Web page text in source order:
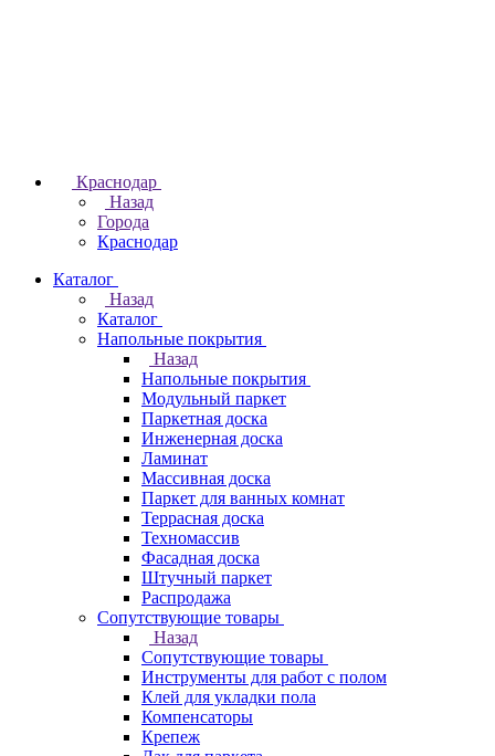
Краснодар
Назад
Города
Краснодар
Каталог
Назад
Каталог
Напольные покрытия
Назад
Напольные покрытия
Модульный паркет
Паркетная доска
Инженерная доска
Ламинат
Массивная доска
Паркет для ванных комнат
Террасная доска
Техномассив
Фасадная доска
Штучный паркет
Распродажа
Сопутствующие товары
Назад
Сопутствующие товары
Инструменты для работ с полом
Клей для укладки пола
Компенсаторы
Крепеж